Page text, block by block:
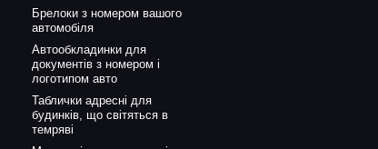
Брелоки з номером вашого
автомобіля
Автообкладинки для
документів з номером і
логотипом авто
Таблички адресні для
будинків, що світяться в
темряві